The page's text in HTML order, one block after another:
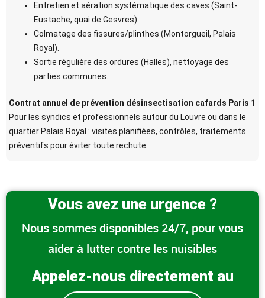
Entretien et aération systématique des caves (Saint-
Eustache, quai de Gesvres).
Colmatage des fissures/plinthes (Montorgueil, Palais
Royal).
Sortie régulière des ordures (Halles), nettoyage des
parties communes.
Contrat annuel de prévention désinsectisation cafards Paris 1
Pour les syndics et professionnels autour du Louvre ou dans le
quartier Palais Royal : visites planifiées, contrôles, traitements
préventifs pour éviter toute rechute.
Vous avez une urgence ?
Nous sommes disponibles 24/7, pour vous
aider à lutter contre les nuisibles
Appelez-nous directement au